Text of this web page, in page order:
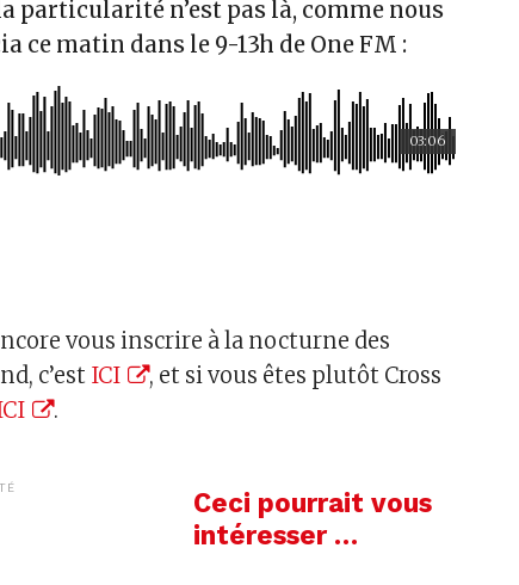
particularité n’est pas là, comme nous
ce matin dans le 9-13h de One FM :
03:06
vous inscrire à la nocturne des
c’est ICI
, et si vous êtes plutôt Cross
.
Ceci pourrait vous
intéresser …